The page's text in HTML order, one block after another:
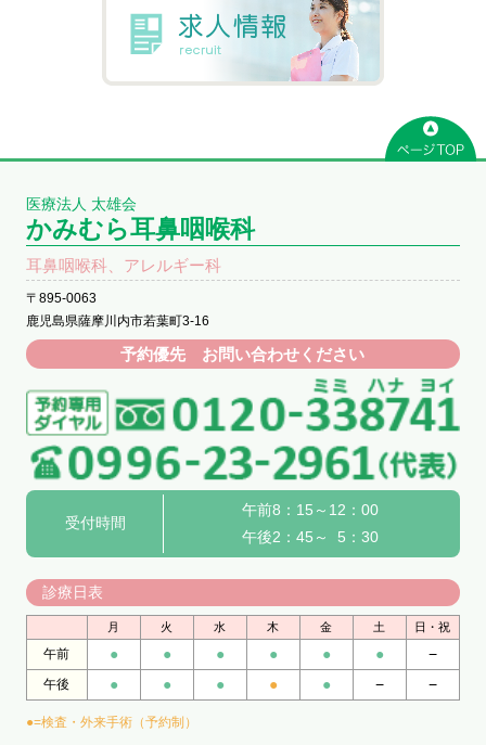
医療法人 太雄会
かみむら耳鼻咽喉科
耳鼻咽喉科、アレルギー科
〒895-0063
鹿児島県薩摩川内市若葉町3-16
予約優先 お問い合わせください
受付時間
午前8：15～12：00
午後2：45～ 5：30
診療日表
月 火 水 木 金 土 日・祝
午前 ● ● ● ● ● ● −
午後 ● ● ● ● ● − −
●=検査・外来手術（予約制）